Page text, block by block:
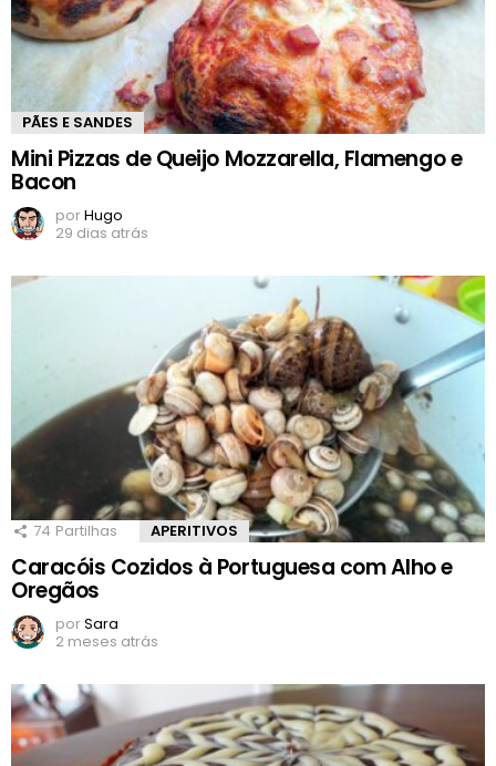
PÃES E SANDES
Mini Pizzas de Queijo Mozzarella, Flamengo e
Bacon
porHugo
29 dias atrás
74 Partilhas APERITIVOS
Caracóis Cozidos à Portuguesa com Alho e
Oregãos
porSara
2 meses atrás